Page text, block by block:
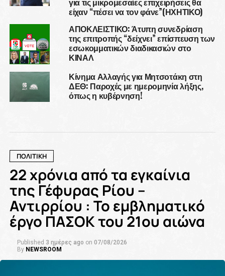
είχαν “πέσει να τον φάνε”(ΗΧΗΤΙΚΟ)
ΑΠΟΚΛΕΙΣΤΙΚΟ: Άτυπη συνεδρίαση
της επιτροπής “δείχνει” επίσπευση των
εσωκομματικών διαδικασιών στο
ΚΙΝΑΛ
Κίνημα Αλλαγής για Μητσοτάκη στη
ΔΕΘ: Παροχές με ημερομηνία λήξης,
όπως η κυβέρνηση!
ΠΟΛΙΤΙΚΗ
22 χρόνια από τα εγκαίνια
της Γέφυρας Ρίου –
Αντιρρίου : Το εμβληματικό
έργο ΠΑΣΟΚ του 21ου αιώνα
Published 3 ημέρες ago on 07/08/2026
By NEWSROOM